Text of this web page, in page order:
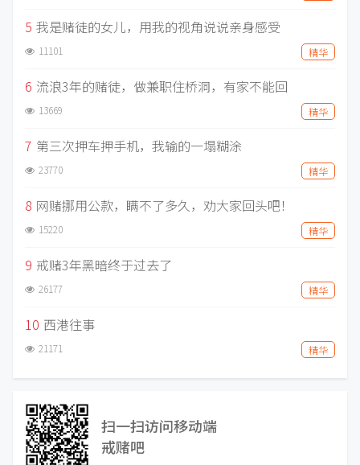
5 我是赌徒的女儿，用我的视角说说亲身感受
11101 精华
6 流浪3年的赌徒，做兼职住桥洞，有家不能回
13669 精华
7 第三次押车押手机，我输的一塌糊涂
23770 精华
8 网赌挪用公款，瞒不了多久，劝大家回头吧！
15220 精华
9 戒赌3年黑暗终于过去了
26177 精华
10 西港往事
21171 精华
扫一扫访问移动端
戒赌吧